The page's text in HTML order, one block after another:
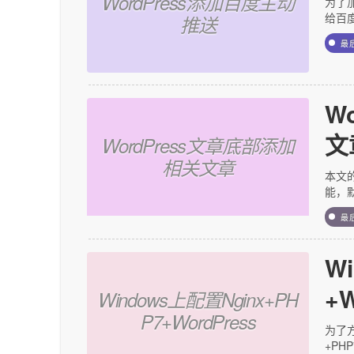
推送
给百
最
WordPress文章底部添加
相关文章
本文
能，
最
Windows上配置Nginx+PH
P7+WordPress
为了